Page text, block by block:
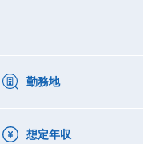
勤務地
想定年収